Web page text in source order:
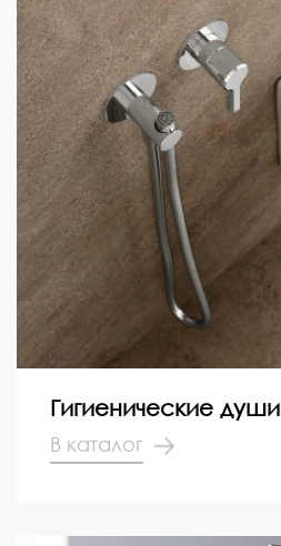
Гигиенические души
В каталог